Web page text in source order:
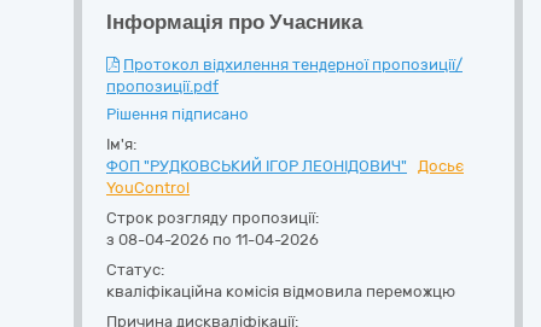
Інформація про Учасника
Протокол відхилення тендерної пропозиції/
пропозиції.pdf
Рішення підписано
Ім'я:
ФОП "РУДКОВСЬКИЙ ІГОР ЛЕОНІДОВИЧ"
Досьє
YouControl
Строк розгляду пропозиції:
з 08-04-2026 по 11-04-2026
Статус:
кваліфікаційна комісія відмовила переможцю
Причина дискваліфікації: